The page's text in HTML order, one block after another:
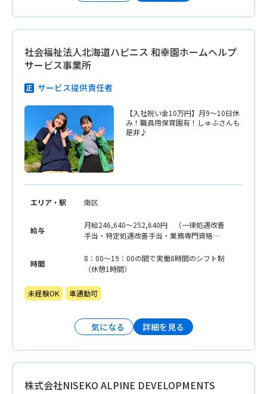
社会福祉法人北海道ハピニス 和幸園ホームヘルプ
サービス事業所
サービス提供責任者
【入社祝い金10万円】月9〜10日休
み！職員用保育園有！しゅふさんも
是非♪
エリア・駅 南区
給与
月給246,640〜252,640円 （一律処遇改善
手当・特定処遇改善手当・業務専門資格手
途支給
時間
8：00〜19：00の間で実働8時間のシフト制
（休憩1時間）
未経験OK 車通勤可
気になる 詳細を見る
株式会社NISEKO ALPINE DEVELOPMENTS